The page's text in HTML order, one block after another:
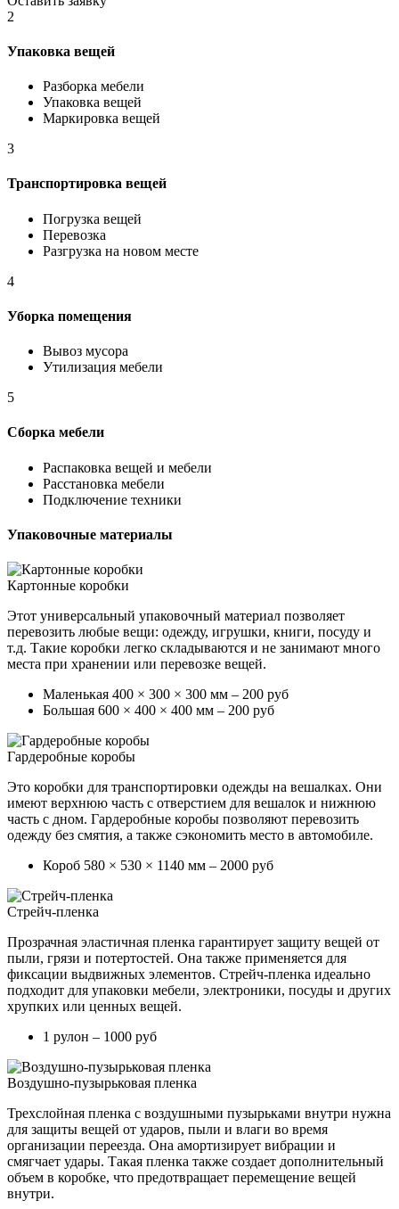
2
Упаковка вещей
Разборка мебели
Упаковка вещей
Маркировка вещей
3
Транспортировка вещей
Погрузка вещей
Перевозка
Разгрузка на новом месте
4
Уборка помещения
Вывоз мусора
Утилизация мебели
5
Сборка мебели
Распаковка вещей и мебели
Расстановка мебели
Подключение техники
Упаковочные материалы
Картонные коробки
Этот универсальный упаковочный материал позволяет
перевозить любые вещи: одежду, игрушки, книги, посуду и
т.д. Такие коробки легко складываются и не занимают много
места при хранении или перевозке вещей.
Маленькая 400 × 300 × 300 мм – 200 руб
Большая 600 × 400 × 400 мм – 200 руб
Гардеробные коробы
Это коробки для транспортировки одежды на вешалках. Они
имеют верхнюю часть с отверстием для вешалок и нижнюю
часть с дном. Гардеробные коробы позволяют перевозить
одежду без смятия, а также сэкономить место в автомобиле.
Короб 580 × 530 × 1140 мм – 2000 руб
Стрейч-пленка
Прозрачная эластичная пленка гарантирует защиту вещей от
пыли, грязи и потертостей. Она также применяется для
фиксации выдвижных элементов. Стрейч-пленка идеально
подходит для упаковки мебели, электроники, посуды и других
хрупких или ценных вещей.
1 рулон – 1000 руб
Воздушно-пузырьковая пленка
Трехслойная пленка с воздушными пузырьками внутри нужна
для защиты вещей от ударов, пыли и влаги во время
организации переезда. Она амортизирует вибрации и
смягчает удары. Такая пленка также создает дополнительный
объем в коробке, что предотвращает перемещение вещей
внутри.